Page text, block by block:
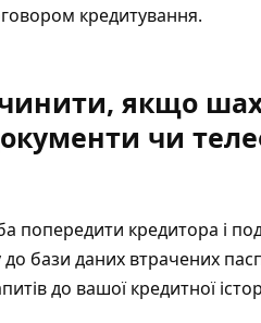
кредитування.
якщо
чи
попередити кредитора і
до бази даних втрачених
до вашої кредитної